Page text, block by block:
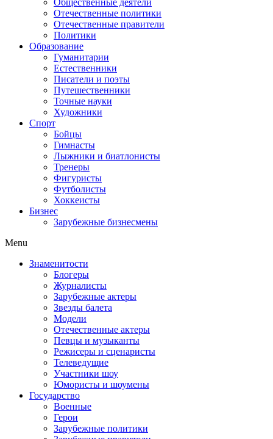
Общественные деятели
Отечественные политики
Отечественные правители
Политики
Образование
Гуманитарии
Естественники
Писатели и поэты
Путешественники
Точные науки
Художники
Спорт
Бойцы
Гимнасты
Лыжники и биатлонисты
Тренеры
Фигуристы
Футболисты
Хоккеисты
Бизнес
Зарубежные бизнесмены
Menu
Знаменитости
Блогеры
Журналисты
Зарубежные актеры
Звезды балета
Модели
Отечественные актеры
Певцы и музыканты
Режисеры и сценаристы
Телеведущие
Участники шоу
Юмористы и шоумены
Государство
Военные
Герои
Зарубежные политики